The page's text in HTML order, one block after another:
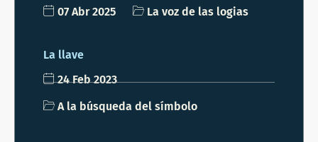
07 Abr 2025
La voz de las logias
La llave
24 Feb 2023
A la búsqueda del símbolo